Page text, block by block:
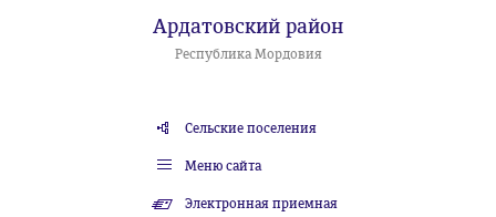
Ардатовский район
Республика Мордовия
Сельские поселения
Меню сайта
Электронная приемная